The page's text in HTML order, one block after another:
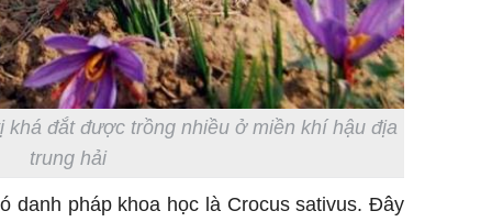
khá đắt được trồng nhiều ở miền khí hậu địa
trung hải
danh pháp khoa học là Crocus sativus. Đây